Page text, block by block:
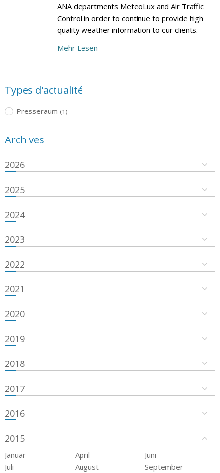
ANA departments MeteoLux and Air Traffic
Control in order to continue to provide high
quality weather information to our clients.
Mehr Lesen
Types d'actualité
Presseraum (1)
Archives
2026
2025
2024
2023
2022
2021
2020
2019
2018
2017
2016
2015
Januar April
Juni
Juli
August
September